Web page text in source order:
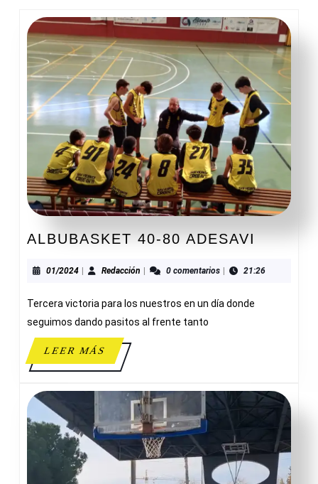
ALBUBASKET 40-80 ADESAVI
80
01/202401/2024Redacción Redacción0 comentarios 21:26
Tercera victoria para los nuestros en un día donde
seguimos dando pasitos al frente tanto
LEER MÁSLEER
MÁS